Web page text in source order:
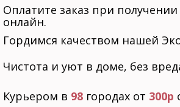
Оплатите заказ при
онлайн.
Гордимся качеством нашей
Чистота и уют в доме, без
Курьером в 98 городах от 300р